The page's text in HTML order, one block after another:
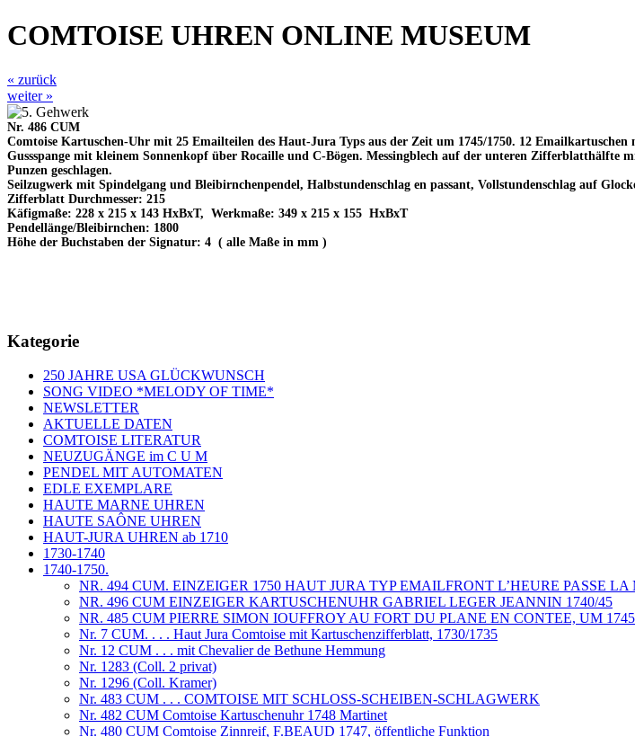
COMTOISE UHREN ONLINE MUSEUM
« zurück
weiter »
Nr. 486 CUM
Comtoise Kartuschen-Uhr mit 25 Emailteilen des Haut-Jura Typs aus der Zeit um 1745/1750. 12
Gussspange mit kleinem Sonnenkopf über Rocaille und C-Bögen. Messingblech auf der unteren
Punzen geschlagen.
Seilzugwerk mit Spindelgang und Bleibirnchenpendel, Halbstundenschlag en passant, Vollstundenschlag auf
Zifferblatt Durchmesser: 215
Käfigmaße: 228 x 215 x 143 HxBxT, Werkmaße: 349 x 215 x 155 HxBxT
Pendellänge/Bleibirnchen: 1800
Höhe der Buchstaben der Signatur: 4 ( alle Maße in mm )
Kategorie
250 JAHRE USA GLÜCKWUNSCH
SONG VIDEO *MELODY OF TIME*
NEWSLETTER
AKTUELLE DATEN
COMTOISE LITERATUR
NEUZUGÄNGE im C U M
PENDEL MIT AUTOMATEN
EDLE EXEMPLARE
HAUTE MARNE UHREN
HAUTE SAÔNE UHREN
HAUT-JURA UHREN ab 1710
1730-1740
1740-1750.
NR. 494 CUM. EINZEIGER 1750 HAUT JURA TYP EMAILFRONT L’HEURE PASSE LA
NR. 496 CUM EINZEIGER KARTUSCHENUHR GABRIEL LEGER JEANNIN 1740/45
NR. 485 CUM PIERRE SIMON IOUFFROY AU FORT DU PLANE EN CONTEE, UM
Nr. 7 CUM. . . . Haut Jura Comtoise mit Kartuschenzifferblatt, 1730/1735
Nr. 12 CUM . . . mit Chevalier de Bethune Hemmung
Nr. 1283 (Coll. 2 privat)
Nr. 1296 (Coll. Kramer)
Nr. 483 CUM . . . COMTOISE MIT SCHLOSS-SCHEIBEN-SCHLAGWERK
Nr. 482 CUM Comtoise Kartuschenuhr 1748 Martinet
Nr. 480 CUM Comtoise Zinnreif, F.BEAUD 1747, öffentliche Funktion